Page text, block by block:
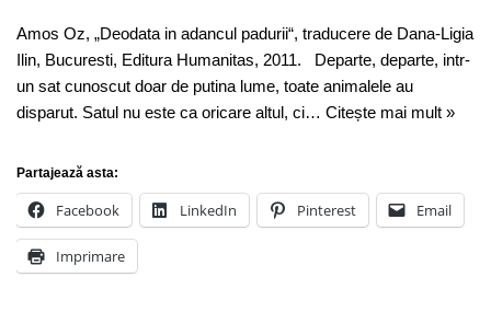
Amos Oz, „Deodata in adancul padurii“, traducere de Dana-Ligia
Ilin, Bucuresti, Editura Humanitas, 2011. Departe, departe, intr-
un sat cunoscut doar de putina lume, toate animalele au
disparut. Satul nu este ca oricare altul, ci… Citește mai mult »
Partajează asta:
Facebook LinkedIn Pinterest Email
Imprimare